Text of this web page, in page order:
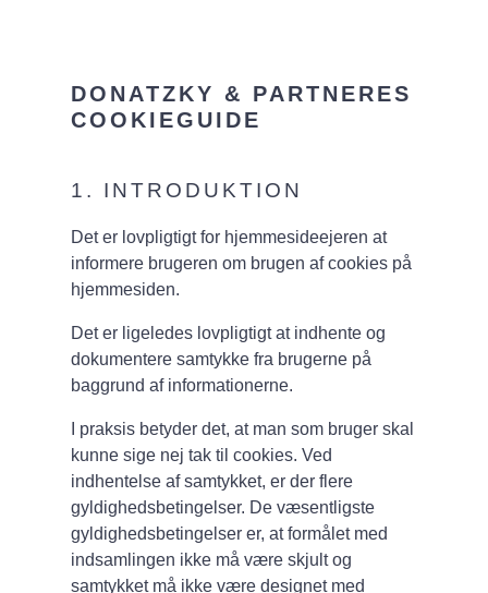
DONATZKY & PARTNERES
COOKIEGUIDE
1. INTRODUKTION
Det er lovpligtigt for hjemmesideejeren at
informere brugeren om brugen af cookies på
hjemmesiden.
Det er ligeledes lovpligtigt at indhente og
dokumentere samtykke fra brugerne på
baggrund af informationerne.
I praksis betyder det, at man som bruger skal
kunne sige nej tak til cookies. Ved
indhentelse af samtykket, er der flere
gyldighedsbetingelser. De væsentligste
gyldighedsbetingelser er, at formålet med
indsamlingen ikke må være skjult og
samtykket må ikke være designet med